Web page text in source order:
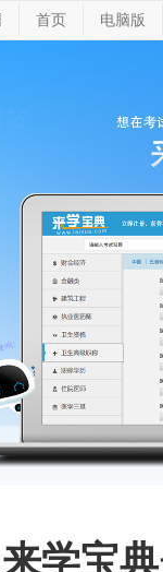
首页 电脑版
来学宝